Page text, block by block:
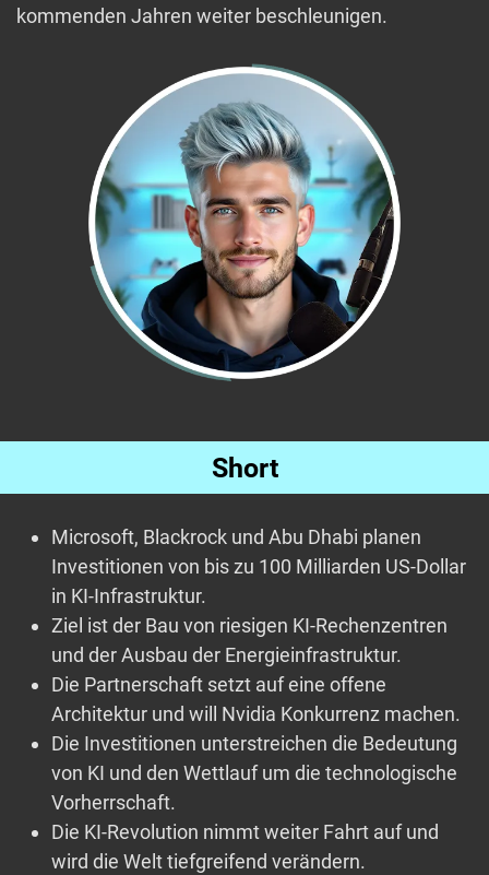
kommenden Jahren weiter beschleunigen.
Short
Microsoft, Blackrock und Abu Dhabi planen
Investitionen von bis zu 100 Milliarden US-Dollar
in KI-Infrastruktur.
Ziel ist der Bau von riesigen KI-Rechenzentren
und der Ausbau der Energieinfrastruktur.
Die Partnerschaft setzt auf eine offene
Architektur und will Nvidia Konkurrenz machen.
Die Investitionen unterstreichen die Bedeutung
von KI und den Wettlauf um die technologische
Vorherrschaft.
Die KI-Revolution nimmt weiter Fahrt auf und
wird die Welt tiefgreifend verändern.